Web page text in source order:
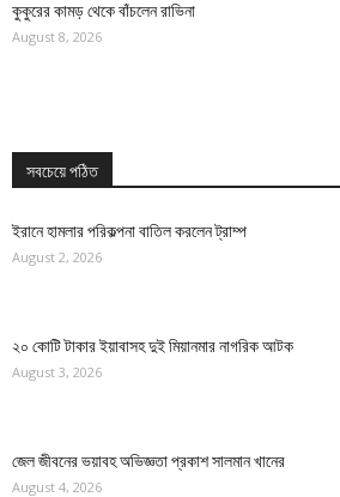
কুকুরের কামড় থেকে বাঁচলেন রাভিনা
August 8, 2026
সবচেয়ে পঠিত
ইরানে হামলার পরিকল্পনা বাতিল করলেন ট্রাম্প
August 2, 2026
২০ কোটি টাকার ইয়াবাসহ দুই মিয়ানমার নাগরিক আটক
August 3, 2026
জেল জীবনের ভয়াবহ অভিজ্ঞতা প্রকাশ সালমান খানের
August 4, 2026